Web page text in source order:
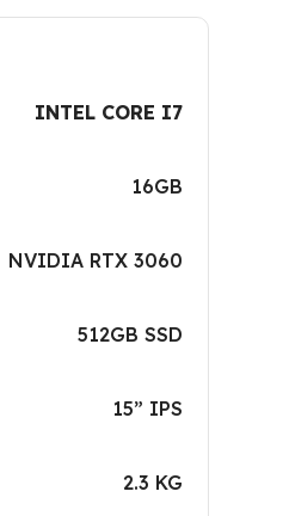
INTEL CORE I7
16GB
NVIDIA RTX 3060
512GB SSD
15” IPS
2.3 KG